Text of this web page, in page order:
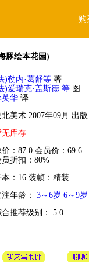
豚绘本花园)
)勒内·葛舒等 著
)爱瑞克·盖斯德 等 图
英华 译
北美术 2007年09月 出版
无库存
价：87.0 会员价：69.6
员折扣：80%
本：16 装帧：精装
注年龄： 3～6岁 6～9岁
合推荐级别： 5.0